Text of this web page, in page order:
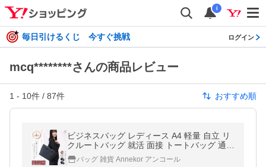
i
毎日引けるくじ 今すぐ挑戦 ログイン
mcq********さんの商品レビュー
1 - 10件 / 87件 おすすめ順
ビジネスバッグ レディース A4 軽量 自立 リ
クルートバッグ 就活 面接 トートバッグ 通勤
通学 大容量 入学 折らずにお届け 爆買
バッグ 雑貨 Annekor アンコール